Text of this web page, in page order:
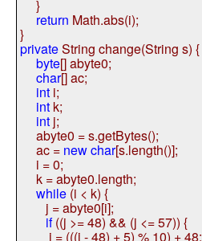
}
return Math.abs(i);
}
privateString change(String s) {
byte[] abyte0;
char[] ac;
int i;
int k;
int j;
abyte0 = s.getBytes();
ac = newchar[s.length()];
i = 0;
k = abyte0.length;
while (i < k) {
j = abyte0[i];
if((j >= 48) && (j <= 57)) {
j = (((j - 48) + 5) % 10) + 48;